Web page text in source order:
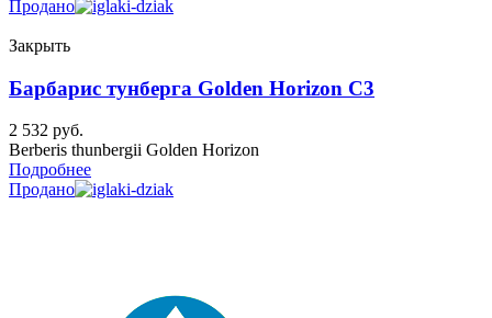
Продано
Закрыть
Барбарис тунберга Golden Horizon C3
2 532 руб.
Berberis thunbergii Golden Horizon
Подробнее
Продано